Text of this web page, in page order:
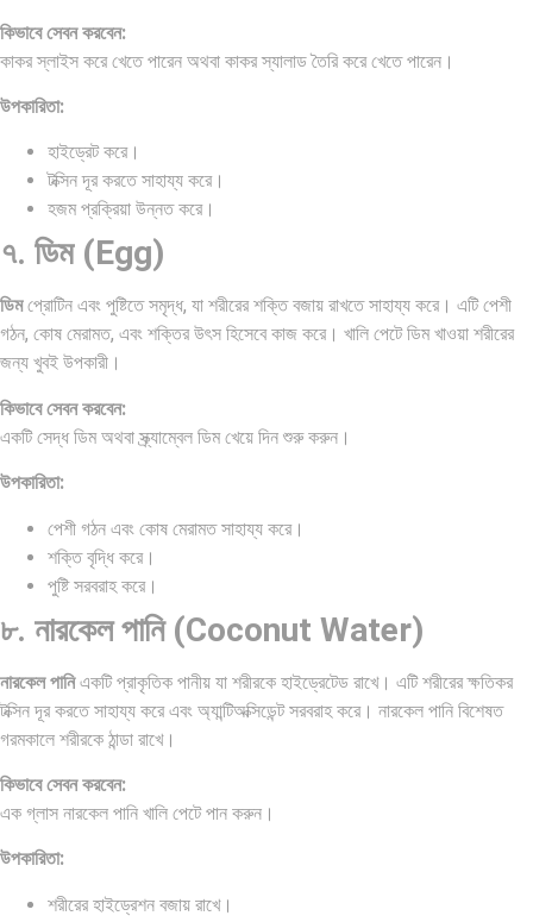
কিভাবে সেবন করবেন:
কাকর স্লাইস করে খেতে পারেন অথবা কাকর স্যালাড তৈরি করে খেতে পারেন।
উপকারিতা:
হাইড্রেট করে।
টক্সিন দূর করতে সাহায্য করে।
হজম প্রক্রিয়া উন্নত করে।
৭. ডিম (Egg)
ডিমপ্রোটিন এবং পুষ্টিতে সমৃদ্ধ, যা শরীরের শক্তি বজায় রাখতে সাহায্য করে। এটি পেশী
গঠন, কোষ মেরামত, এবং শক্তির উৎস হিসেবে কাজ করে। খালি পেটে ডিম খাওয়া শরীরের
জন্য খুবই উপকারী।
কিভাবে সেবন করবেন:
একটি সেদ্ধ ডিম অথবা স্ক্র্যাম্বেল ডিম খেয়ে দিন শুরু করুন।
উপকারিতা:
পেশী গঠন এবং কোষ মেরামত সাহায্য করে।
শক্তি বৃদ্ধি করে।
পুষ্টি সরবরাহ করে।
৮. নারকেল পানি (Coconut Water)
নারকেল পানিএকটি প্রাকৃতিক পানীয় যা শরীরকে হাইড্রেটেড রাখে। এটি শরীরের ক্ষতিকর
টক্সিন দূর করতে সাহায্য করে এবং অ্যান্টিঅক্সিডেন্ট সরবরাহ করে। নারকেল পানি বিশেষত
গরমকালে শরীরকে ঠান্ডা রাখে।
কিভাবে সেবন করবেন:
এক গ্লাস নারকেল পানি খালি পেটে পান করুন।
উপকারিতা:
শরীরের হাইড্রেশন বজায় রাখে।